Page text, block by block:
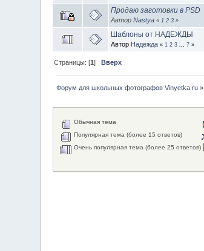
Продаю заготовки в PSD
АвторNastya « 1 2 3 »
Шаблоны от НАДЕЖДЫ
Автор Надежда « 1 2 3 ...7 »
Страницы: [1]Вверх
Форум для школьных фотографов Vinyetka.ru »
Обычная тема
Популярная тема (более 15 ответов)
Очень популярная тема (более 25 ответов)